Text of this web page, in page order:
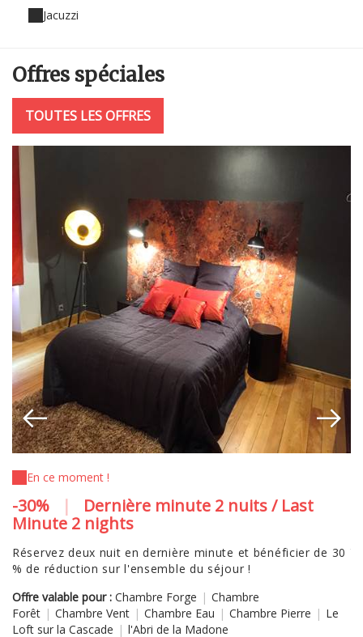
Jacuzzi
Offres spéciales
TOUTES LES OFFRES
En ce moment !
-30% |
Dernière minute 2 nuits / Last
Minute 2 nights
Réservez deux nuit en dernière minute et bénéficier de 30
% de réduction sur l'ensemble du séjour !
Offre valable pour : Chambre Forge | Chambre
Forêt | Chambre Vent | Chambre Eau | Chambre Pierre | Le
Loft sur la Cascade | l'Abri de la Madone